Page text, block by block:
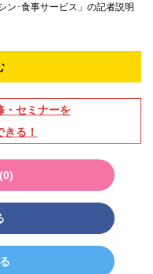
ン･食事サービス」の記者説明
セミナーを
る！
0)